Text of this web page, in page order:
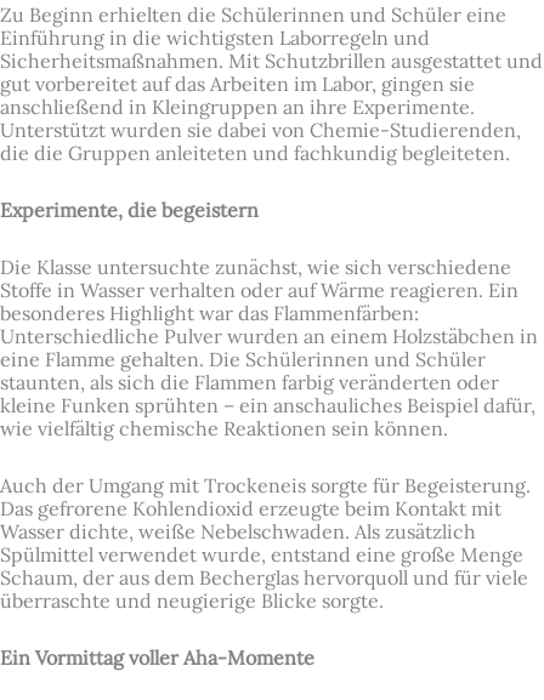
Zu Beginn erhielten die Schülerinnen und Schüler eine
Einführung in die wichtigsten Laborregeln und
Sicherheitsmaßnahmen. Mit Schutzbrillen ausgestattet und
gut vorbereitet auf das Arbeiten im Labor, gingen sie
anschließend in Kleingruppen an ihre Experimente.
Unterstützt wurden sie dabei von Chemie-Studierenden,
die die Gruppen anleiteten und fachkundig begleiteten.
Experimente, die begeistern
Die Klasse untersuchte zunächst, wie sich verschiedene
Stoffe in Wasser verhalten oder auf Wärme reagieren. Ein
besonderes Highlight war das Flammenfärben:
Unterschiedliche Pulver wurden an einem Holzstäbchen in
eine Flamme gehalten. Die Schülerinnen und Schüler
staunten, als sich die Flammen farbig veränderten oder
kleine Funken sprühten – ein anschauliches Beispiel dafür,
wie vielfältig chemische Reaktionen sein können.
Auch der Umgang mit Trockeneis sorgte für Begeisterung.
Das gefrorene Kohlendioxid erzeugte beim Kontakt mit
Wasser dichte, weiße Nebelschwaden. Als zusätzlich
Spülmittel verwendet wurde, entstand eine große Menge
Schaum, der aus dem Becherglas hervorquoll und für viele
überraschte und neugierige Blicke sorgte.
Ein Vormittag voller Aha-Momente